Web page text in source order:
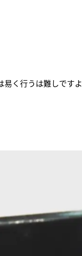
易く行うは難しですよ